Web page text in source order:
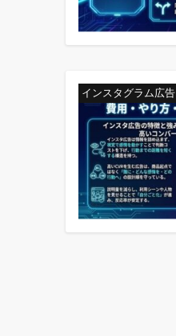
インスタグラム広告